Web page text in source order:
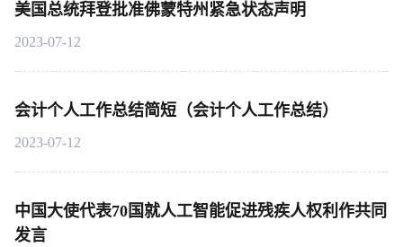
美国总统拜登批准佛蒙特州紧急状态声明
2023-07-12
会计个人工作总结简短（会计个人工作总结）
2023-07-12
中国大使代表70国就人工智能促进残疾人权利作共同
发言